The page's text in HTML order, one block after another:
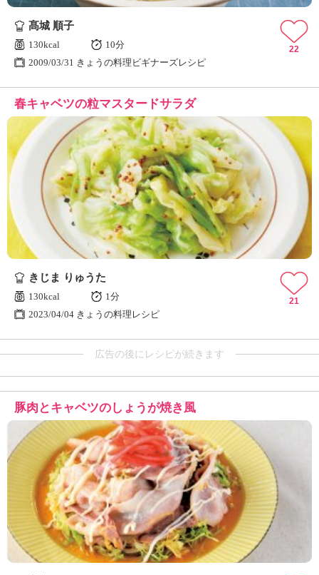
髙城 順子
130kcal
10分
2009/03/31 きょうの料理ビギナーズレシピ
22
春キャベツの粒マスタードサラダ
きじま りゅうた
130kcal
1分
2023/04/04 きょうの料理レシピ
21
広告の後にレシピが続きます
豚肉とキャベツのしょうが焼き風